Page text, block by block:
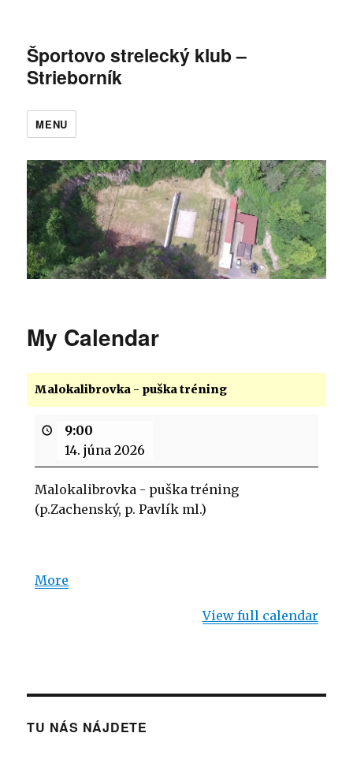
Športovo strelecký klub –
Strieborník
MENU
My Calendar
Malokalibrovka - puška tréning
9:00
14. júna 2026
Malokalibrovka - puška tréning
(p.Zachenský, p. Pavlík ml.)
More
View full calendar
TU NÁS NÁJDETE